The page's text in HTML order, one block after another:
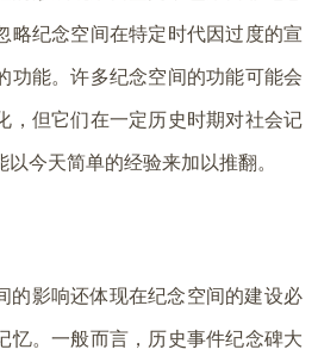
略纪念空间在特定时代因过度的宣
功能。许多纪念空间的功能可能会
，但它们在一定历史时期对社会记
以今天简单的经验来加以推翻。
的影响还体现在纪念空间的建设必
忆。一般而言，历史事件纪念碑大